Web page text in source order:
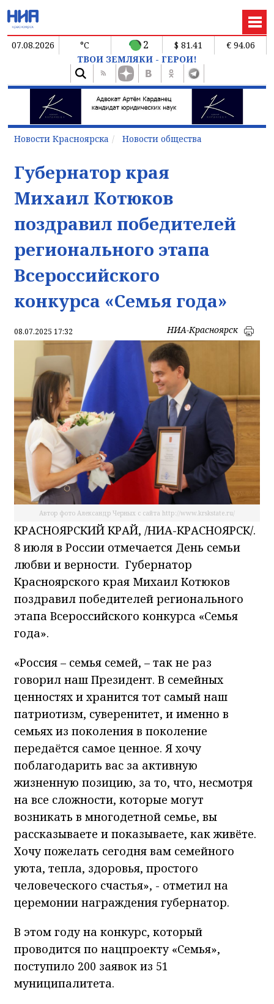
07.08.2026 °C 2 $ 81.41
€ 94.06
ТВОИ ЗЕМЛЯКИ - ГЕРОИ!
Новости Красноярска Новости общества
Губернатор края
Михаил Котюков
поздравил победителей
регионального этапа
Всероссийского
конкурса «Семья года»
08.07.2025 17:32 НИА-Красноярск
Автор фото Александр Черных с сайта http://www.krskstate.ru/
КРАСНОЯРСКИЙ КРАЙ, /НИА-КРАСНОЯРСК/.
8 июля в России отмечается День семьи
любви и верности. Губернатор
Красноярского края Михаил Котюков
поздравил победителей регионального
этапа Всероссийского конкурса «Семья
года».
«Россия – семья семей, – так не раз
говорил наш Президент. В семейных
ценностях и хранится тот самый наш
патриотизм, суверенитет, и именно в
семьях из поколения в поколение
передаётся самое ценное. Я хочу
поблагодарить вас за активную
жизненную позицию, за то, что, несмотря
на все сложности, которые могут
возникать в многодетной семье, вы
рассказываете и показываете, как живёте.
Хочу пожелать сегодня вам семейного
уюта, тепла, здоровья, простого
человеческого счастья», - отметил на
церемонии награждения губернатор.
В этом году на конкурс, который
проводится по нацпроекту «Семья»,
поступило 200 заявок из 51
муниципалитета.